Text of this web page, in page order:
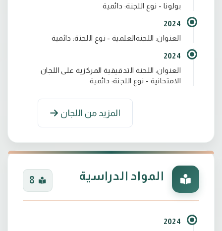
بولونا - نوع اللجنة: دائمية
2024
العنوان: اللجنةالعلمية - نوع اللجنة: دائمية
2024
العنوان: اللجنة التدقيقية المركزية على اللجان
الامتحانية - نوع اللجنة: دائمية
المزيد من اللجان
المواد الدراسية 8
2024